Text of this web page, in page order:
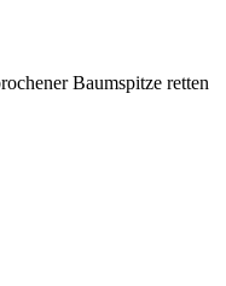
Baumspitze retten